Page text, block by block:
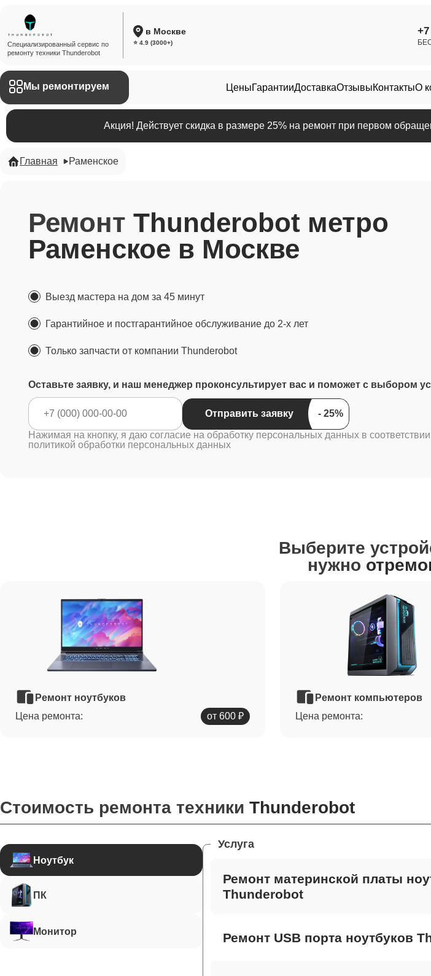
Специализированный сервис по
ремонту техники Thunderobot
в Москве
⭐ 4.9 (3000+)
Мы ремонтируем ЦеныГарантииДоставкаОтзывыКонтактыО
Акция! Действует скидка в размере 25% на ремонт при первом
Главная Раменское
Ремонт Thunderobot метро
Раменское в Москве
Выезд мастера на дом за 45 минут
Гарантийное и постгарантийное обслуживание до 2-х лет
Только запчасти от компании Thunderobot
Оставьте заявку, и наш менеджер проконсультирует вас и поможет с выбором
Отправить заявку
Нажимая на кнопку, я даю согласие на обработку персональных данных в
политикой обработки персональных данных
Выберите
нужно
Ремонт ноутбуков
Цена ремонта:
от 600 ₽
Ремонт компьютеров
Цена ремонта:
Стоимость ремонта техники Thunderobot
Ноутбук
ПК
Монитор
Услуга
Ремонт материнской платы
Thunderobot
Ремонт USB порта ноутбуков